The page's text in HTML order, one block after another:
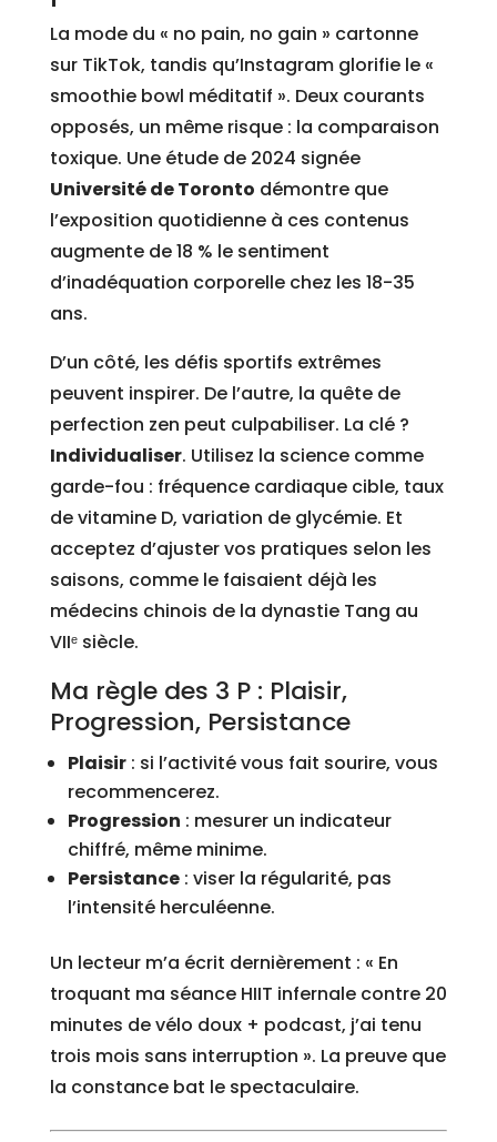
La mode du « no pain, no gain » cartonne
sur TikTok, tandis qu’Instagram glorifie le «
smoothie bowl méditatif ». Deux courants
opposés, un même risque : la comparaison
toxique. Une étude de 2024 signée
Université de Toronto démontre que
l’exposition quotidienne à ces contenus
augmente de 18 % le sentiment
d’inadéquation corporelle chez les 18-35
ans.
D’un côté, les défis sportifs extrêmes
peuvent inspirer. De l’autre, la quête de
perfection zen peut culpabiliser. La clé ?
Individualiser. Utilisez la science comme
garde-fou : fréquence cardiaque cible, taux
de vitamine D, variation de glycémie. Et
acceptez d’ajuster vos pratiques selon les
saisons, comme le faisaient déjà les
médecins chinois de la dynastie Tang au
VIIᵉ siècle.
Ma règle des 3 P : Plaisir,
Progression, Persistance
Plaisir: si l’activité vous fait sourire, vous
recommencerez.
Progression : mesurer un indicateur
chiffré, même minime.
Persistance: viser la régularité, pas
l’intensité herculéenne.
Un lecteur m’a écrit dernièrement : « En
troquant ma séance HIIT infernale contre 20
minutes de vélo doux + podcast, j’ai tenu
trois mois sans interruption ». La preuve que
la constance bat le spectaculaire.